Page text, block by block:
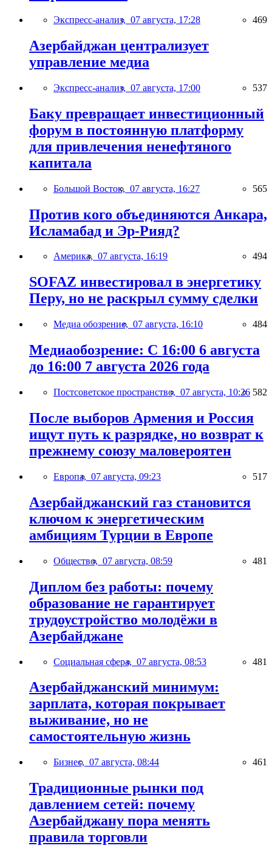
Экспресс-анализ, 07 августа, 17:28 469
Азербайджан централизует
управление медиа
Экспресс-анализ, 07 августа, 17:00 537
Баку превращает инвестиционный
форум в постоянную платформу
для привлечения ненефтяного
капитала
Большой Восток, 07 августа, 16:27 565
Против кого объединяются Анкара,
Исламабад и Эр-Рияд?
Америка, 07 августа, 16:19 494
SOFAZ инвестировал в энергетику
Перу, но не раскрыл сумму сделки
Медиа обозрение, 07 августа, 16:10 484
Медиаобозрение: С 16:00 6 августа
до 16:00 7 августа 2026 года
Постсоветское пространство, 07 августа, 10:26 582
После выборов Армения и Россия
ищут путь к разрядке, но возврат к
прежнему союзу маловероятен
Европа, 07 августа, 09:23 517
Азербайджанский газ становится
ключом к энергетическим
амбициям Турции в Европе
Общество, 07 августа, 08:59 481
Диплом без работы: почему
образование не гарантирует
трудоустройство молодёжи в
Азербайджане
Социальная сфера, 07 августа, 08:53 481
Азербайджанский минимум:
зарплата, которая покрывает
выживание, но не
самостоятельную жизнь
Бизнес, 07 августа, 08:44 461
Традиционные рынки под
давлением сетей: почему
Азербайджану пора менять
правила торговли